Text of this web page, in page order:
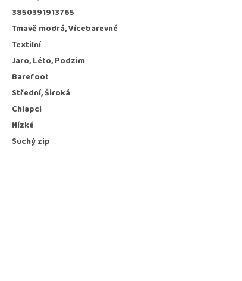
3850391913765
Tmavě modrá, Vícebarevné
Textilní
Jaro, Léto, Podzim
Barefoot
Střední, Široká
Chlapci
Nízké
Suchý zip